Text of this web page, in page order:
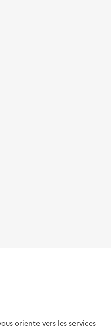
oriente vers les services